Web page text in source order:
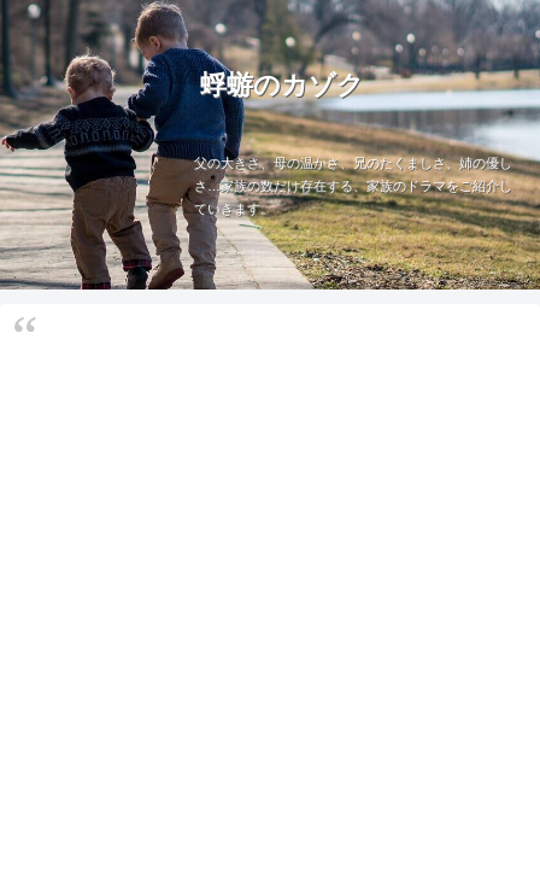
蜉蝣のカゾク
父の大きさ、母の温かさ、兄のたくましさ、姉の優し
さ…家族の数だけ存在する、家族のドラマをご紹介し
ていきます。